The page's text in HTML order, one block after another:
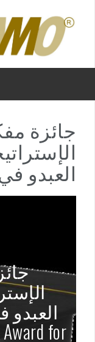
جائزة
العبدو
العبدو
for